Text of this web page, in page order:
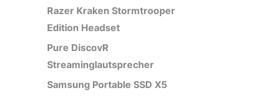
Razer Kraken Stormtrooper
Edition Headset
Pure DiscovR
Streaminglautsprecher
Samsung Portable SSD X5